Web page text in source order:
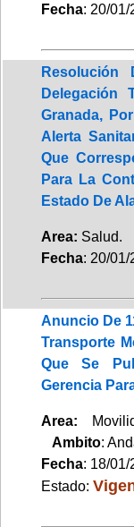
Fecha: 20/01/
Delegación
Granada,
Alerta
Que
Para La
Estado De
Area: Salud.
Fecha: 20/01/
Anuncio De
Transporte
Que Se
Gerencia
Area:
Ambito:
Fecha: 18/01/
Estado: